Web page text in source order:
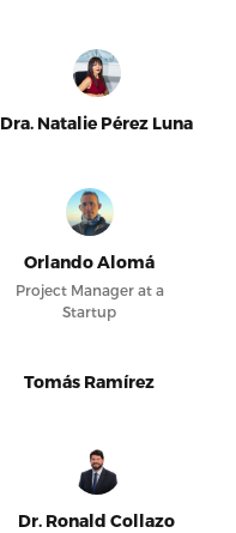
Dra. Natalie Pérez Luna
Orlando Alomá
Project Manager at a
Startup
Tomás Ramírez
Dr. Ronald Collazo